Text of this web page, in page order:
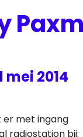
2014
er met ingang
radiostation bij: